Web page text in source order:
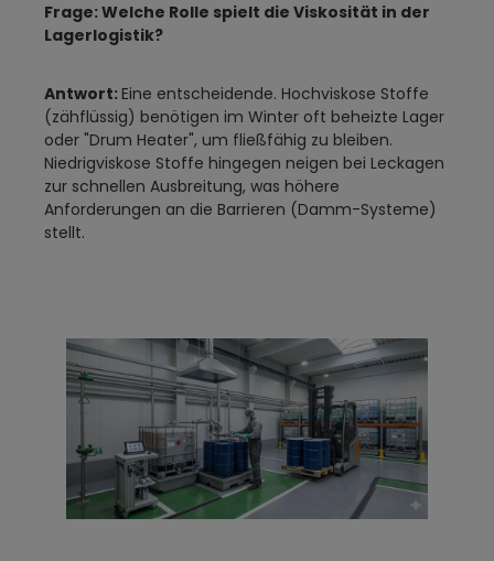
Frage: Welche Rolle spielt die Viskosität in der
Lagerlogistik?
Antwort:Eine entscheidende. Hochviskose Stoffe
(zähflüssig) benötigen im Winter oft beheizte Lager
oder "Drum Heater", um fließfähig zu bleiben.
Niedrigviskose Stoffe hingegen neigen bei Leckagen
zur schnellen Ausbreitung, was höhere
Anforderungen an die Barrieren (Damm-Systeme)
stellt.